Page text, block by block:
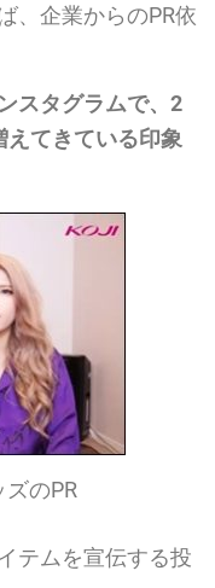
、企業からのPR依
スタグラムで、2
えてきている印象
のPR
テムを宣伝する投